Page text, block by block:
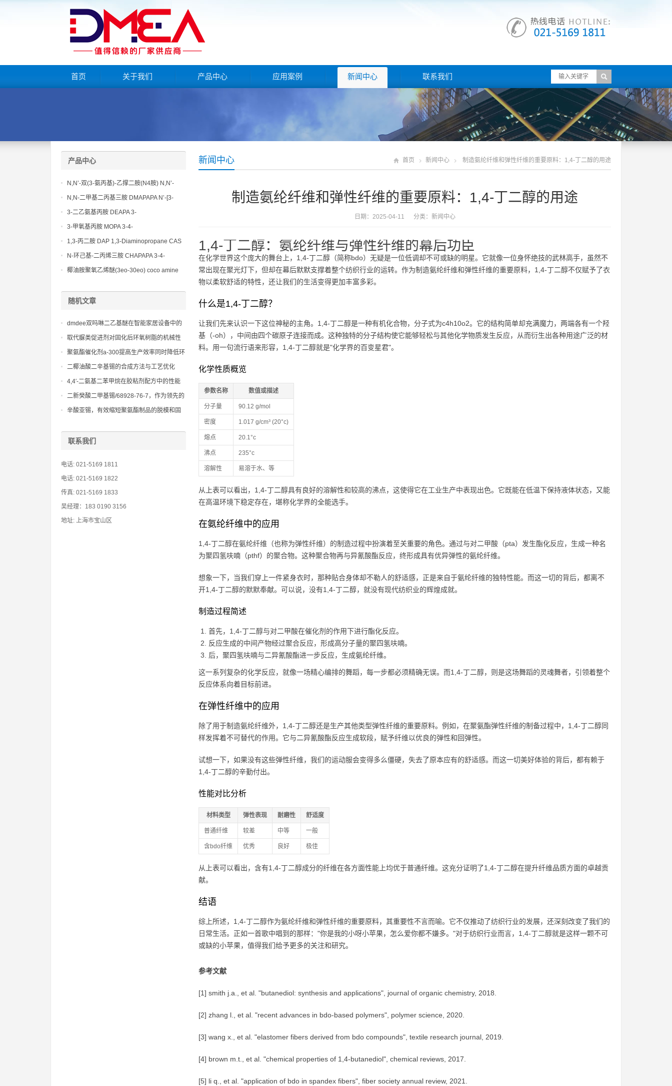
首页 关于我们 产品中心 应用案例 新闻中心 联系我们
新闻中心 首页 新闻中心 制造氨纶纤维和弹性纤维的重要原料：1,4-丁二醇的用途
制造氨纶纤维和弹性纤维的重要原料：1,4-丁二醇的用途
日期：2025-04-11 分类： 新闻中心
1,4-丁二醇：氨纶纤维与弹性纤维的幕后功臣
在化学世界这个庞大的舞台上，1,4-丁二醇（简称bdo）无疑是一位低调却不可或缺的明星。它就像一位身怀绝技的武林高手，虽然不
常出现在聚光灯下，但却在幕后默默支撑着整个纺织行业的运转。作为制造氨纶纤维和弹性纤维的重要原料，1,4-丁二醇不仅赋予了衣
物以柔软舒适的特性，还让我们的生活变得更加丰富多彩。
什么是1,4-丁二醇？
让我们先来认识一下这位神秘的主角。1,4-丁二醇是一种有机化合物，分子式为c4h10o2。它的结构简单却充满魔力，两端各有一个羟
基（-oh），中间由四个碳原子连接而成。这种独特的分子结构使它能够轻松与其他化学物质发生反应，从而衍生出各种用途广泛的材
料。用一句流行语来形容，1,4-丁二醇就是"化学界的百变星君"。
化学性质概览
参数名称 数值或描述
分子量 90.12 g/mol
密度 1.017 g/cm³ (20°c)
熔点 20.1°c
沸点 235°c
溶解性 易溶于水、等
从上表可以看出，1,4-丁二醇具有良好的溶解性和较高的沸点，这使得它在工业生产中表现出色。它既能在低温下保持液体状态，又能
在高温环境下稳定存在，堪称化学界的全能选手。
在氨纶纤维中的应用
1,4-丁二醇在氨纶纤维（也称为弹性纤维）的制造过程中扮演着至关重要的角色。通过与对二甲酸（pta）发生酯化反应，生成一种名
为聚四氢呋喃（pthf）的聚合物。这种聚合物再与异氰酸酯反应，终形成具有优异弹性的氨纶纤维。
想象一下，当我们穿上一件紧身衣时，那种贴合身体却不勒人的舒适感，正是来自于氨纶纤维的独特性能。而这一切的背后，都离不
开1,4-丁二醇的默默奉献。可以说，没有1,4-丁二醇，就没有现代纺织业的辉煌成就。
制造过程简述
首先，1,4-丁二醇与对二甲酸在催化剂的作用下进行酯化反应。
反应生成的中间产物经过聚合反应，形成高分子量的聚四氢呋喃。
后，聚四氢呋喃与二异氰酸酯进一步反应，生成氨纶纤维。
这一系列复杂的化学反应，就像一场精心编排的舞蹈，每一步都必须精确无误。而1,4-丁二醇，则是这场舞蹈的灵魂舞者，引领着整个
反应体系向着目标前进。
在弹性纤维中的应用
除了用于制造氨纶纤维外，1,4-丁二醇还是生产其他类型弹性纤维的重要原料。例如，在聚氨酯弹性纤维的制备过程中，1,4-丁二醇同
样发挥着不可替代的作用。它与二异氰酸酯反应生成软段，赋予纤维以优良的弹性和回弹性。
试想一下，如果没有这些弹性纤维，我们的运动服会变得多么僵硬，失去了原本应有的舒适感。而这一切美好体验的背后，都有赖于
1,4-丁二醇的辛勤付出。
性能对比分析
材料类型 弹性表现 耐磨性 舒适度
普通纤维 较差 中等 一般
含bdo纤维 优秀 良好 极佳
从上表可以看出，含有1,4-丁二醇成分的纤维在各方面性能上均优于普通纤维。这充分证明了1,4-丁二醇在提升纤维品质方面的卓越贡
献。
结语
综上所述，1,4-丁二醇作为氨纶纤维和弹性纤维的重要原料，其重要性不言而喻。它不仅推动了纺织行业的发展，还深刻改变了我们的
日常生活。正如一首歌中唱到的那样："你是我的小呀小苹果，怎么爱你都不嫌多。"对于纺织行业而言，1,4-丁二醇就是这样一颗不可
或缺的小苹果，值得我们给予更多的关注和研究。
参考文献
[1] smith j.a., et al. "butanediol: synthesis and applications", journal of organic chemistry, 2018.
[2] zhang l., et al. "recent advances in bdo-based polymers", polymer science, 2020.
[3] wang x., et al. "elastomer fibers derived from bdo compounds", textile research journal, 2019.
[4] brown m.t., et al. "chemical properties of 1,4-butanediol", chemical reviews, 2017.
[5] li q., et al. "application of bdo in spandex fibers", fiber society annual review, 2021.
产品中心
N,N’-双(3-氨丙基)-乙撑二胺(N4胺) N,N’-
Bis(3-aminopropyl)-ethylenediamine CAS
No10563-26-5
N,N-二甲基二丙基三胺 DMAPAPA N’-[3-
(dimethylamino)propyllpropane-1,3-
diamine CAS No10563-29-8
3-二乙氨基丙胺 DEAPA 3-
(Diethylamino)propylamine CAS No 104-
3-甲氧基丙胺 MOPA 3-4-
Methoxypropylamine CAS No 5332-73-0
1,3-丙二胺 DAP 1,3-Diaminopropane CAS
No 109-76-2
N-环己基-二丙烯三胺 CHAPAPA 3-4-
Methoxypropylamine CAS No:5332-73-0
椰油胺聚氧乙烯醚(3eo-30eo) coco amine
随机文章
dmdee双吗啉二乙基醚在智能家居设备中的
隐秘角色：便捷生活与智能控制的核心
取代脲类促进剂对固化后环氧树脂的机械性
能、耐温性和耐溶剂性的影响
聚氨酯催化剂a-300提高生产效率同时降低环
境影响的方法
二椰油酸二辛基锡的合成方法与工艺优化
4,4′-二氨基二苯甲烷在胶粘剂配方中的性能
优化及实际应用案例
二新癸酸二甲基锡/68928-76-7，作为领先的
聚氨酯催化剂，助力新材料研发
辛酸亚锡，有效缩短聚氨酯制品的脱模和固
联系我们
电话: 021-5169 1811
电话: 021-5169 1822
传真: 021-5169 1833
吴经理：183 0190 3156
地址: 上海市宝山区